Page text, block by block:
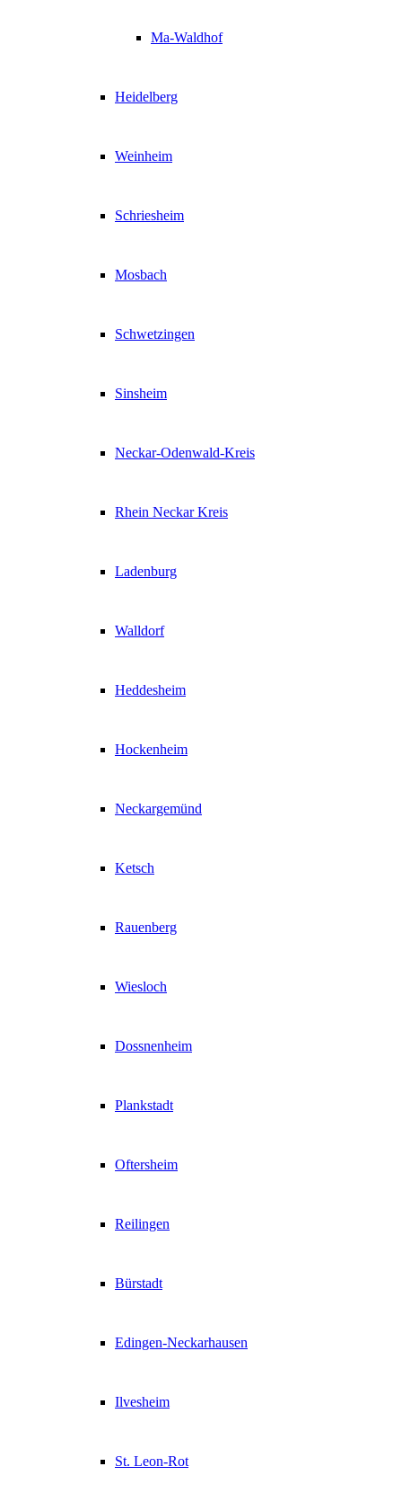
Ma-Waldhof
Heidelberg
Weinheim
Schriesheim
Mosbach
Schwetzingen
Sinsheim
Neckar-Odenwald-Kreis
Rhein Neckar Kreis
Ladenburg
Walldorf
Heddesheim
Hockenheim
Neckargemünd
Ketsch
Rauenberg
Wiesloch
Dossnenheim
Plankstadt
Oftersheim
Reilingen
Bürstadt
Edingen-Neckarhausen
Ilvesheim
St. Leon-Rot